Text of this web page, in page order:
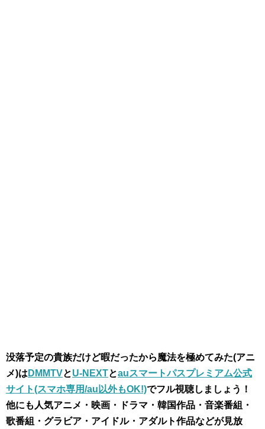
没落予定の貴族だけど暇だったから魔法を極めてみた(アニ
メ)は DMMTVとU-NEXTとauスマートパスプレミアム公式
サイト(スマホ専用/au以外もOK!)でフル視聴しましょう！
他にも人気アニメ・映画・ドラマ・韓国作品・音楽番組・
歌番組・グラビア・アイドル・アダルト作品などが見放